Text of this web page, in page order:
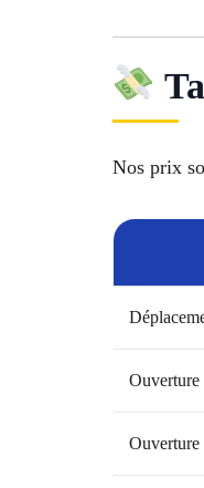
Nos prix
Ouverture
Ouverture